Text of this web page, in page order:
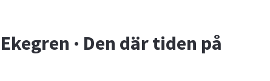
· Den där tiden på